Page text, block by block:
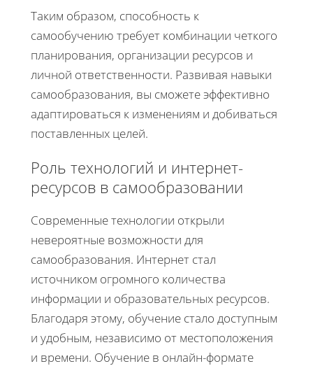
Таким образом, способность к
самообучению требует комбинации четкого
планирования, организации ресурсов и
личной ответственности. Развивая навыки
самообразования, вы сможете эффективно
адаптироваться к изменениям и добиваться
поставленных целей.
Роль технологий и интернет-
ресурсов в самообразовании
Современные технологии открыли
невероятные возможности для
самообразования. Интернет стал
источником огромного количества
информации и образовательных ресурсов.
Благодаря этому, обучение стало доступным
и удобным, независимо от местоположения
и времени. Обучение в онлайн-формате